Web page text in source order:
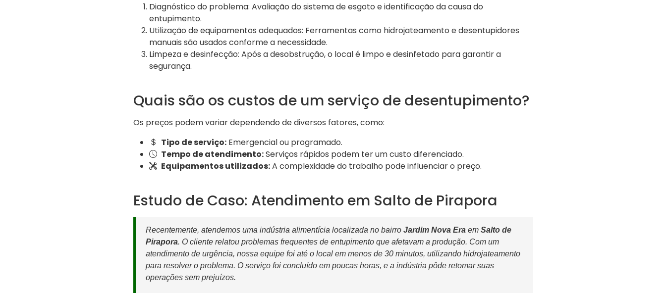
Diagnóstico do problema: Avaliação do sistema de esgoto e identificação da causa do
entupimento.
Utilização de equipamentos adequados: Ferramentas como hidrojateamento e desentupidores
manuais são usados conforme a necessidade.
Limpeza e desinfecção: Após a desobstrução, o local é limpo e desinfetado para garantir a
segurança.
Quais são os custos de um serviço de desentupimento?
Os preços podem variar dependendo de diversos fatores, como:
Tipo de serviço:Emergencial ou programado.
Tempo de atendimento:Serviços rápidos podem ter um custo diferenciado.
Equipamentos utilizados:A complexidade do trabalho pode influenciar o preço.
Estudo de Caso: Atendimento em Salto de Pirapora
Recentemente, atendemos uma indústria alimentícia localizada no bairro Jardim Nova Eraem Salto de
Pirapora. O cliente relatou problemas frequentes de entupimento que afetavam a produção. Com um
atendimento de urgência, nossa equipe foi até o local em menos de 30 minutos, utilizando hidrojateamento
para resolver o problema. O serviço foi concluído em poucas horas, e a indústria pôde retomar suas
operações sem prejuízos.